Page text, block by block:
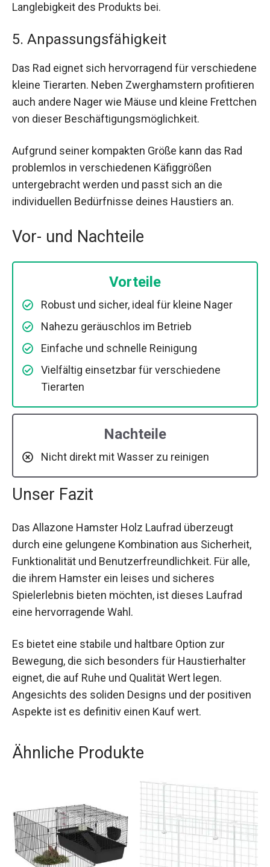
Langlebigkeit des Produkts bei.
5. Anpassungsfähigkeit
Das Rad eignet sich hervorragend für verschiedene
kleine Tierarten. Neben Zwerghamstern profitieren
auch andere Nager wie Mäuse und kleine Frettchen
von dieser Beschäftigungsmöglichkeit.
Aufgrund seiner kompakten Größe kann das Rad
problemlos in verschiedenen Käfiggrößen
untergebracht werden und passt sich an die
individuellen Bedürfnisse deines Haustiers an.
Vor- und Nachteile
Vorteile
Robust und sicher, ideal für kleine Nager
Nahezu geräuschlos im Betrieb
Einfache und schnelle Reinigung
Vielfältig einsetzbar für verschiedene
Tierarten
Nachteile
Nicht direkt mit Wasser zu reinigen
Unser Fazit
Das Allazone Hamster Holz Laufrad überzeugt
durch eine gelungene Kombination aus Sicherheit,
Funktionalität und Benutzerfreundlichkeit. Für alle,
die ihrem Hamster ein leises und sicheres
Spielerlebnis bieten möchten, ist dieses Laufrad
eine hervorragende Wahl.
Es bietet eine stabile und haltbare Option zur
Bewegung, die sich besonders für Haustierhalter
eignet, die auf Ruhe und Qualität Wert legen.
Angesichts des soliden Designs und der positiven
Aspekte ist es definitiv einen Kauf wert.
Ähnliche Produkte